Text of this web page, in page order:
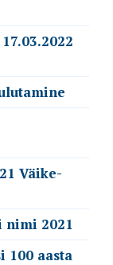
Väike-
nimi 2021
100 aasta